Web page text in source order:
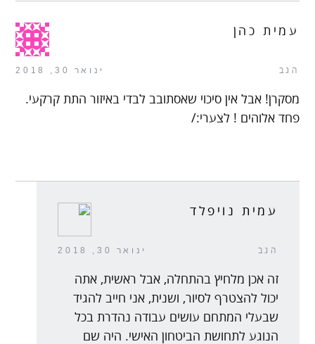
הגב ינואר 30, 2018
עמית כהן
מסקרן! אבל אין סיכוי שאסתובב לבדי באיזור התת קרקעי.
פחד אלוהים ! לצערי:/
הגב ינואר 30, 2018
עמית נויפלד
זה אכן מלחיץ בהתחלה, אבל ראשית, אתה
יכול להצטרף לסיור, ושנית, אני חייב להגיד
שבעלי המתחם עושים עבודה נהדרת בכל
הנוגע לתחושת הביטחון האישי. היה שם